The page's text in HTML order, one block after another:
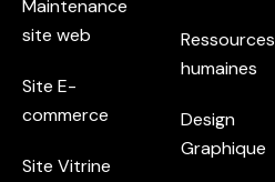
Maintenance
site web
Site E-
commerce
Site Vitrine
Ressources
humaines
Design
Graphique